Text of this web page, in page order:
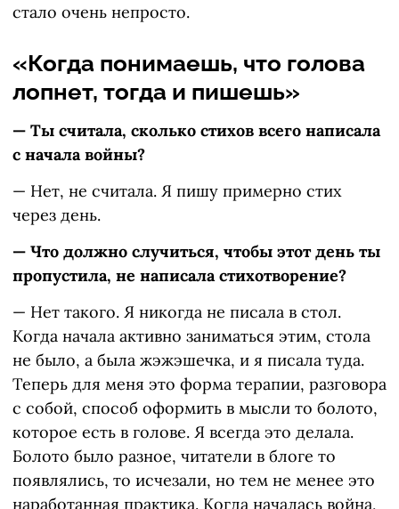
стало очень непросто.
«Когда понимаешь, что голова
лопнет, тогда и пишешь»
— Ты считала, сколько стихов всего написала
с начала войны?
— Нет, не считала. Я пишу примерно стих
через день.
— Что должно случиться, чтобы этот день ты
пропустила, не написала стихотворение?
— Нет такого. Я никогда не писала в стол.
Когда начала активно заниматься этим, стола
не было, а была жэжэшечка, и я писала туда.
Теперь для меня это форма терапии, разговора
с собой, способ оформить в мысли то болото,
которое есть в голове. Я всегда это делала.
Болото было разное, читатели в блоге то
появлялись, то исчезали, но тем не менее это
наработанная практика. Когда началась война,